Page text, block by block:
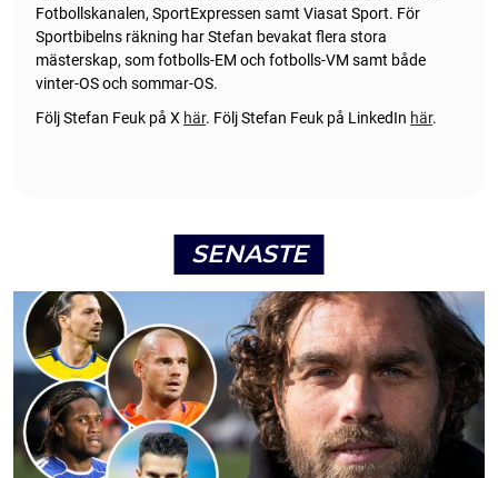
Fotbollskanalen, SportExpressen samt Viasat Sport. För
Sportbibelns räkning har Stefan bevakat flera stora
mästerskap, som fotbolls-EM och fotbolls-VM samt både
vinter-OS och sommar-OS.
Följ Stefan Feuk på X här. Följ Stefan Feuk på LinkedIn här.
SENASTE